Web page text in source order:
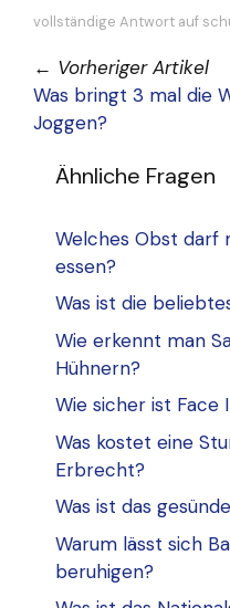
vollständige Antwort auf
← Vorheriger Artikel
Was bringt 3 mal die
Joggen?
Ähnliche Fragen
Welches Obst darf
essen?
Was ist die
Wie erkennt man
Hühnern?
Wie sicher ist Face
Was kostet eine
Erbrecht?
Was ist das
Warum lässt sich
beruhigen?